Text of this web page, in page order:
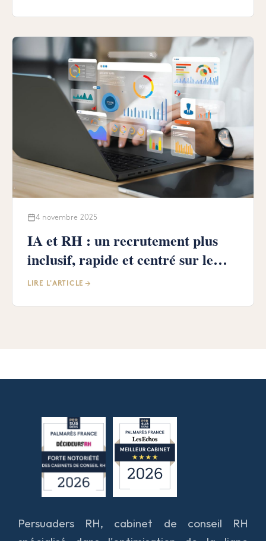
4 novembre 2025
IA et RH : un recrutement plus
inclusif, rapide et centré sur le
talent
LIRE L'ARTICLE
Persuaders RH, cabinet de conseil RH